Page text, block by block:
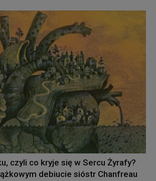
czyli co kryje się w Sercu Żyrafy?
debiucie sióstr Chanfreau